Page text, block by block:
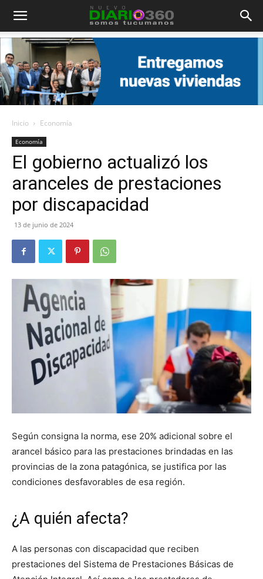
Diario
360
Inicio Economía
Economía
El gobierno actualizó los
aranceles de prestaciones
por discapacidad
13 de junio de 2024
Según consigna la norma, ese 20% adicional sobre el
arancel básico para las prestaciones brindadas en las
provincias de la zona patagónica, se justifica por las
condiciones desfavorables de esa región.
¿A quién afecta?
A las personas con discapacidad que reciben
prestaciones del Sistema de Prestaciones Básicas de